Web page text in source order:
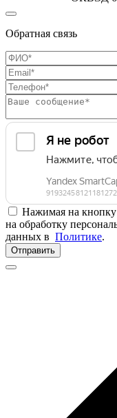
Обратная связь
Нажимая на
на обработку
данных в Политике.
Отправить